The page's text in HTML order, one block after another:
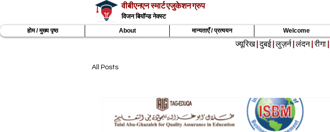
वीबीएनएन स्मार्ट एजुकेशन ग्रुप
विजन बियॉन्ड नेक्स्ट
होम / मुख्य पृष्ठ About मान्यताएँ / प्रत्ययन Welcome
ज्यूरिख दुबई लुज़र्न लंदन रीगा
All Posts